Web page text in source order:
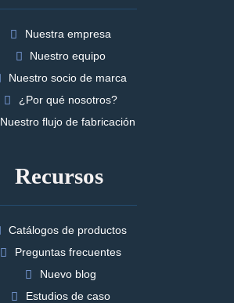
Nuestra empresa
Nuestro equipo
Nuestro socio de marca
¿Por qué nosotros?
Nuestro flujo de fabricación
Recursos
Catálogos de productos
Preguntas frecuentes
Nuevo blog
Estudios de caso